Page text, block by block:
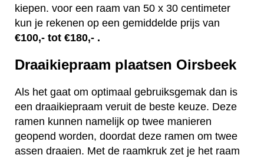
kiepen. voor een raam van 50 x 30 centimeter
kun je rekenen op een gemiddelde prijs van
€100,- tot €180,- .
Draaikiepraam plaatsen Oirsbeek
Als het gaat om optimaal gebruiksgemak dan is
een draaikiepraam veruit de beste keuze. Deze
ramen kunnen namelijk op twee manieren
geopend worden, doordat deze ramen om twee
assen draaien. Met de raamkruk zet je het raam